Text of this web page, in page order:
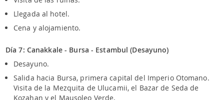
Llegada al hotel.
Cena y alojamiento.
Día 7: Canakkale - Bursa - Estambul (Desayuno)
Desayuno.
Salida hacia Bursa, primera capital del Imperio Otomano.
Visita de la Mezquita de Ulucamii, el Bazar de Seda de
Kozahan y el Mausoleo Verde.